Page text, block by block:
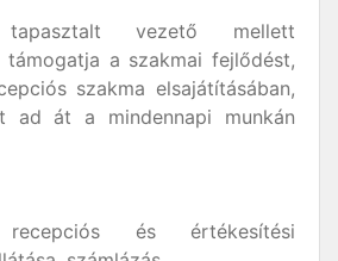
tapasztalt vezető mellett
a szakmai fejlődést,
szakma elsajátításában,
ad át a mindennapi munkán
recepciós és értékesítési